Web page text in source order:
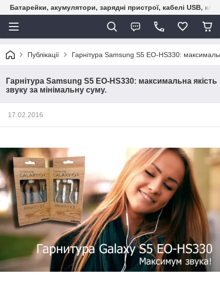
Батарейки, акумулятори, зарядні пристрої, кабелі USB,
Публікації Гарнітура Samsung S5 EO-HS330:
Гарнітура Samsung S5 EO-HS330: максимальна якість
звуку за мінімальну суму.
17.02.2016